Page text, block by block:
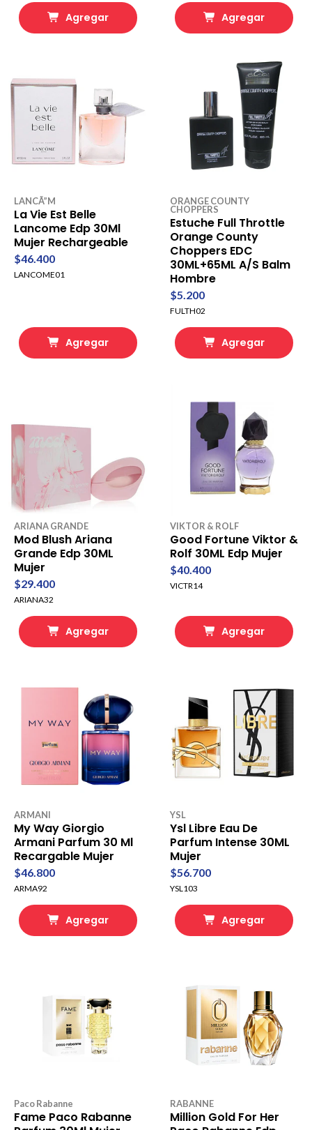
Agregar Agregar
LANCÃ”M
La Vie Est Belle
Lancome Edp 30Ml
Mujer Rechargeable
$46.400
LANCOME01
Agregar
ORANGE COUNTY
CHOPPERS
Estuche Full Throttle
Orange County
Choppers EDC
30ML+65ML A/S Balm
Hombre
$5.200
FULTH02
Agregar
ARIANA GRANDE
Mod Blush Ariana
Grande Edp 30ML
Mujer
$29.400
ARIANA32
Agregar
VIKTOR & ROLF
Good Fortune Viktor &
Rolf 30ML Edp Mujer
$40.400
VICTR14
Agregar
ARMANI
My Way Giorgio
Armani Parfum 30 Ml
Recargable Mujer
$46.800
ARMA92
Agregar
YSL
Ysl Libre Eau De
Parfum Intense 30ML
Mujer
$56.700
YSL103
Agregar
Paco Rabanne
Fame Paco Rabanne
RABANNE
Million Gold For Her